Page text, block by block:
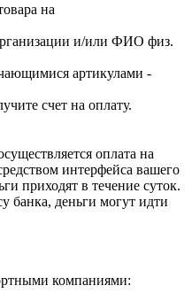
на
и/или ФИО физ.
артикулами -
счет на оплату.
оплата на
интерфейса вашего
приходят в течение суток.
банка, деньги могут идти
компаниями: